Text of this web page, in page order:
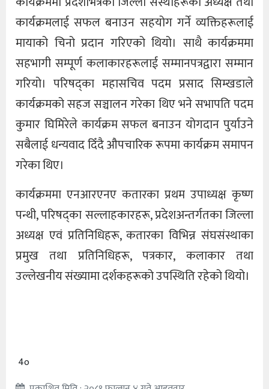
कार्यक्रमलाई सफल बनाउन सहयोग गर्ने व्यक्तिहरूलाई
मायाको चिनो प्रदान गरिएको थियो। साथै कार्यक्रममा
सहभागी सम्पूर्ण कलाकारहरूलाई सम्मानपत्रद्वारा सम्मान
गरियो। परिषद्का महासचिव पदम प्रसाद सिम्खडाले
कार्यक्रमको सहज सञ्चालन गरेका थिए भने सभापति पदम
कुमार घिमिरेले कार्यक्रम सफल बनाउन योगदान पुर्याउने
सबैलाई धन्यवाद दिँदै औपचारिक रूपमा कार्यक्रम समापन
गरेका थिए।
कार्यक्रममा एनआरएनए कतारका प्रथम उपाध्यक्ष कृष्ण
पन्थी, परिषद्का सल्लाहकारहरू, प्रदेशअन्तर्गतका जिल्ला
अध्यक्ष एवं प्रतिनिधिहरू, कतारका विभिन्न संघसंस्थाका
प्रमुख तथा प्रतिनिधिहरू, पत्रकार, कलाकार तथा
उल्लेखनीय संख्यामा दर्शकहरूको उपस्थिति रहेको थियो।
4o